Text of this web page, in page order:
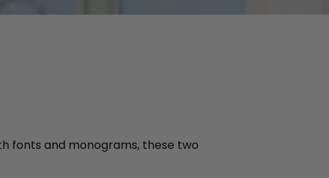
fonts and monograms, these two